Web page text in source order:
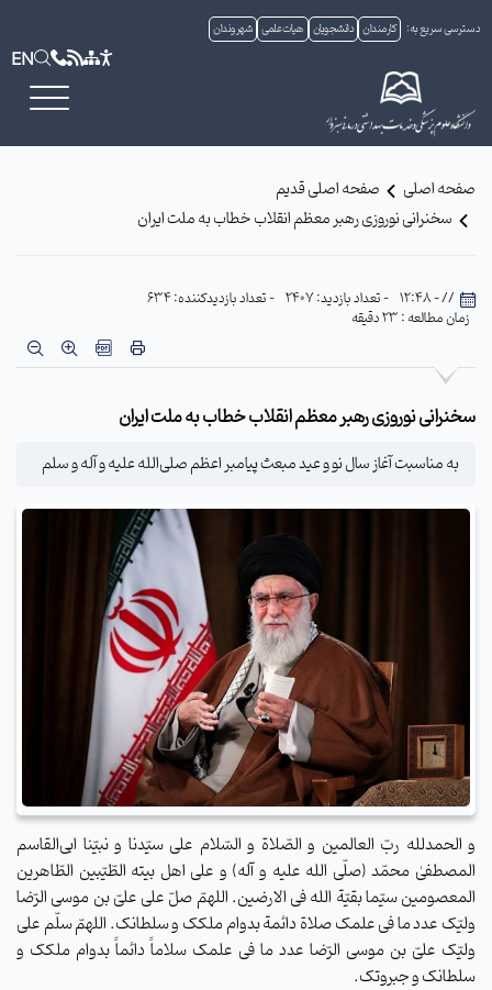
دسترسی سریع به: کارمندان دانشجویان هیات علمی شهروندان
EN
صفحه اصلی
صفحه اصلی قدیم
سخنرانی نوروزی رهبر معظم انقلاب خطاب به ملت ایران
// - 12:48 - تعداد بازدید: 2407
- تعداد بازدیدکننده: 634
زمان مطالعه : 23 دقیقه
سخنرانی نوروزی رهبر معظم انقلاب خطاب به ملت ایران
به مناسبت آغاز سال نو و عید مبعث پیامبر اعظم صلی‌الله علیه و آله و سلم
و الحمدلله ربّ العالمین و الصّلاة و السّلام علی سیّدنا و نبیّنا ابی‌القاسم
المصطفیٰ محمّد (صلّی الله علیه و آله) و علی اهل بیته الطّیّبین الطّاهرین
المعصومین سیّما بقیّة الله فی الارضین. اللهمّ صلّ علی علیّ بن موسی الرّضا
ولیّک عدد ما فی علمک صلاة دائمة بدوام ملکک و سلطانک. اللهمّ سلّم علی
ولیّک علیّ بن موسی الرّضا عدد ما فی علمک سلاماً دائماً بدوام ملکک و
سلطانک و جبروتک.